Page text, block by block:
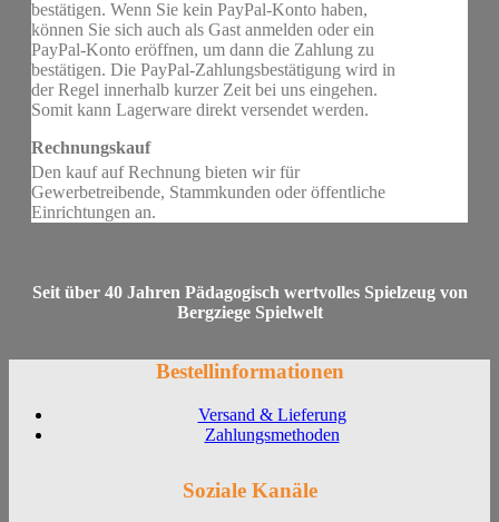
bestätigen. Wenn Sie kein PayPal-Konto haben,
können Sie sich auch als Gast anmelden oder ein
PayPal-Konto eröffnen, um dann die Zahlung zu
bestätigen. Die PayPal-Zahlungsbestätigung wird in
der Regel innerhalb kurzer Zeit bei uns eingehen.
Somit kann Lagerware direkt versendet werden.
Rechnungskauf
Den kauf auf Rechnung bieten wir für
Gewerbetreibende, Stammkunden oder öffentliche
Einrichtungen an.
Seit über 40 Jahren Pädagogisch wertvolles Spielzeug von
Bergziege Spielwelt
Bestellinformationen
Versand & Lieferung
Zahlungsmethoden
Soziale Kanäle